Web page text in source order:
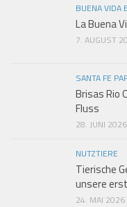
BUENA VIDA
La Buena
7. AUGUST
SANTA FE
Brisas Rio
Fluss
28. JUNI 2026
NUTZTIERE
Tierische
unsere
24. MAI 2026